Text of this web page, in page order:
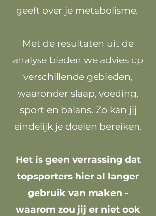
geeft over je metabolisme.
Met de resultaten uit de
analyse bieden we advies op
verschillende gebieden,
waaronder slaap, voeding,
sport en balans. Zo kan jij
eindelijk je doelen bereiken.
Het is geen verrassing dat
topsporters hier al langer
gebruik van maken -
waarom zou jij er niet ook